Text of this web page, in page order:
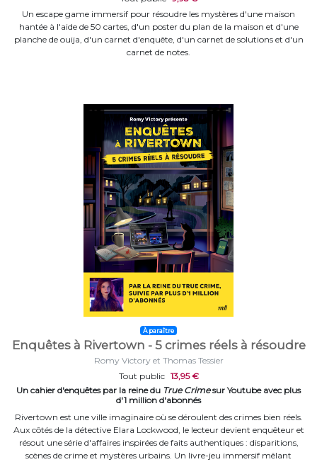
Un escape game immersif pour résoudre les mystères d'une maison
hantée à l'aide de 50 cartes, d'un poster du plan de la maison et d'une
planche de ouija, d'un carnet d'enquête, d'un carnet de solutions et d'un
carnet de notes.
À paraître
Enquêtes à Rivertown - 5 crimes réels à résoudre
Romy Victory et Thomas Tessier
Tout public 13,95 €
Un cahier d'enquêtes par la reine du True Crimesur Youtube avec plus
d'1 million d'abonnés
Rivertown est une ville imaginaire où se déroulent des crimes bien réels.
Aux côtés de la détective Elara Lockwood, le lecteur devient enquêteur et
résout une série d'affaires inspirées de faits authentiques : disparitions,
scènes de crime et mystères urbains. Un livre-jeu immersif mêlant